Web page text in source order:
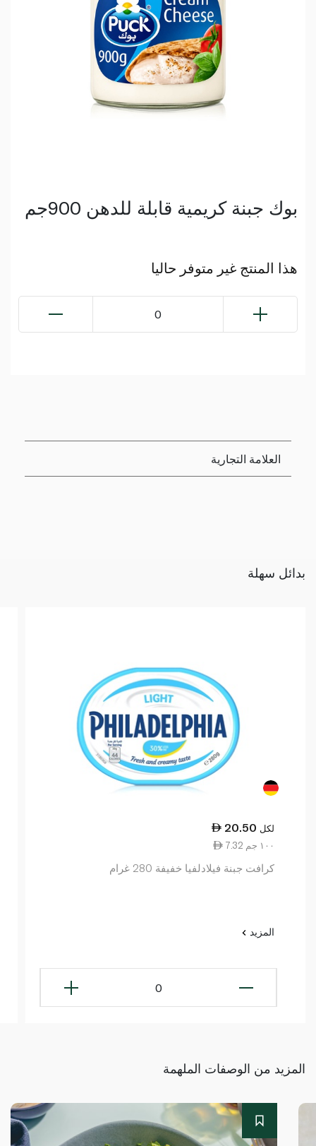
بوك جبنة كريمية قابلة للدهن 900جم
هذا المنتج غير متوفر حاليا
0
العلامة التجارية
بدائل سهلة
20.50 لكل
7.32 ١٠٠ جم
كرافت جبنة فيلادلفيا خفيفة 280 غرام
المزيد
0
المزيد من الوصفات الملهمة